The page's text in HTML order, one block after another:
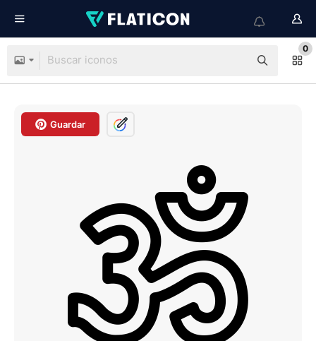
0
Guardar